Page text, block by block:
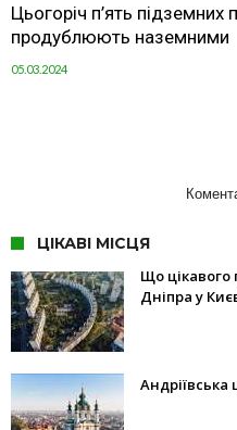
Цьогоріч п’ять підземних
продублюють наземними
05.03.2024
ЦІКАВІ МІСЦЯ
Що цікавого
Дніпра у
Андріївська